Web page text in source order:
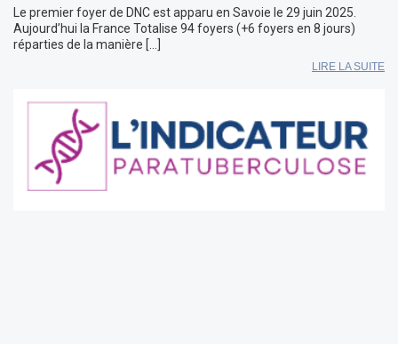
Le premier foyer de DNC est apparu en Savoie le 29 juin 2025.
Aujourd’hui la France Totalise 94 foyers (+6 foyers en 8 jours)
réparties de la manière […]
LIRE LA SUITE